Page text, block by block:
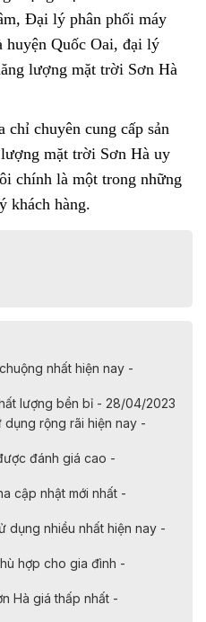
Đại lý phân phối máy
Quốc Oai, đại lý
lượng mặt trời Sơn Hà
chỉ chuyên cung cấp sản
mặt trời Sơn Hà uy
chính là một trong những
khách hàng.
nhất hiện nay -
lượng bền bỉ - 28/04/2023
dụng rộng rãi hiện nay -
đánh giá cao -
cập nhật mới nhất -
dụng nhiều nhất hiện nay -
hợp cho gia đình -
Hà giá thấp nhất -